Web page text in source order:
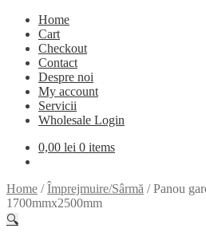
Home
Cart
Checkout
Contact
Despre noi
My account
Servicii
Wholesale Login
0,00 lei 0 items
Home /Împrejmuire/Sârmă /Panou
1700mmx2500mm
🔍